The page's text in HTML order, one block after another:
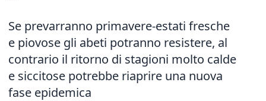
Se prevarranno primavere-estati fresche
e piovose gli abeti potranno resistere, al
contrario il ritorno di stagioni molto calde
e siccitose potrebbe riaprire una nuova
fase epidemica